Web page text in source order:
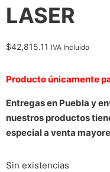
LASER
$42,815.11 IVA Incluido
Producto únicamente
Entregas en Puebla y
nuestros productos
especial a venta
Sin existencias